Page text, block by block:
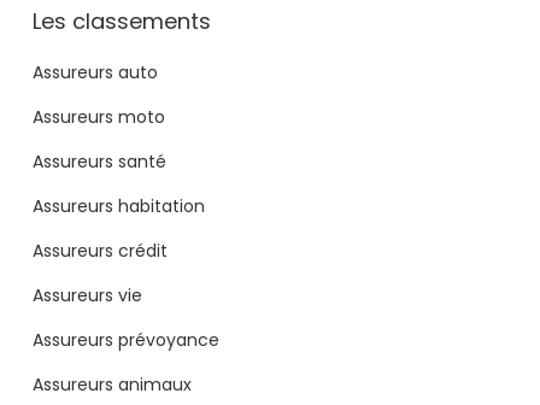
Les classements
Assureurs auto
Assureurs moto
Assureurs santé
Assureurs habitation
Assureurs crédit
Assureurs vie
Assureurs prévoyance
Assureurs animaux